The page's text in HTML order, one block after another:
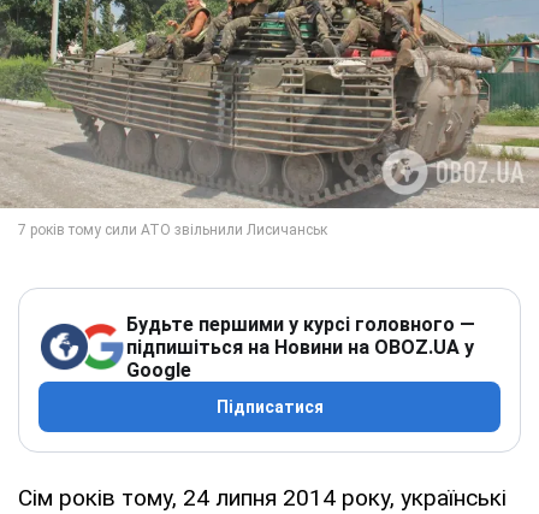
Будьте першими у курсі головного —
підпишіться на Новини на OBOZ.UA у
Google
Підписатися
Сім років тому, 24 липня 2014 року, українські